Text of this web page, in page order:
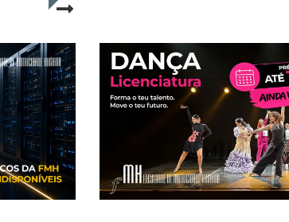
Read more...